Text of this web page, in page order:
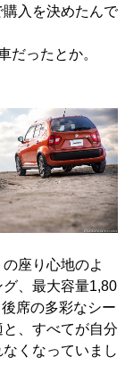
入を決めたんで
だったとか。
座り心地のよ
、最大容量1,80
席の多彩なシー
、すべてが自分
くなっていまし